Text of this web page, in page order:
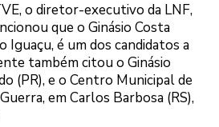
o diretor-executivo da LNF,
que o Ginásio Costa
Iguaçu, é um dos candidatos a
também citou o Ginásio
(PR), e o Centro Municipal de
em Carlos Barbosa (RS),